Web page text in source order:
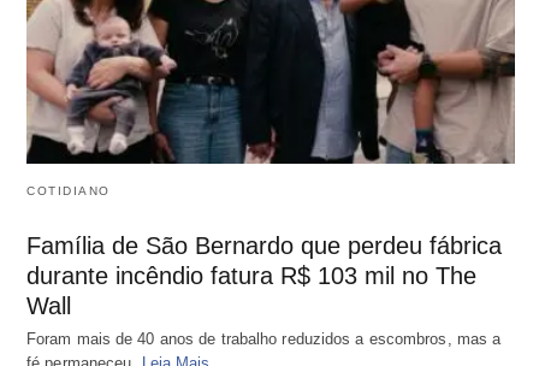
COTIDIANO
Família de São Bernardo que perdeu fábrica
durante incêndio fatura R$ 103 mil no The
Wall
Foram mais de 40 anos de trabalho reduzidos a escombros, mas a